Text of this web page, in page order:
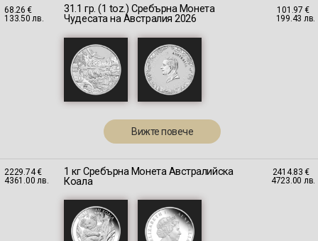
68.26 €
133.50 лв.
31.1 гр. (1 toz.) Сребърна Монета
Чудесата на Австралия 2026
Вижте повече
101.97 €
199.43 лв.
2229.74 €
4361.00 лв.
1 кг Сребърна Монета Австралийска
Коала
2414.83 €
4723.00 лв.